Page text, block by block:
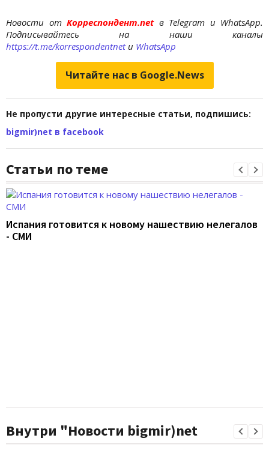
Новости отКорреспондент.net в Telegram и WhatsApp.
Подписывайтесь на наши каналы
https://t.me/korrespondentnetи WhatsApp
Читайте нас в Google.News
Не пропусти другие интересные статьи, подпишись:
bigmir)net в facebook
Статьи по теме
Испания готовится к новому нашествию нелегалов
- СМИ
Внутри "Новости bigmir)net